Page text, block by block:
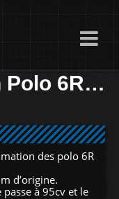
Reprogrammation Polo 6R 1.2L
des polo 6R
d’origine.
à 95cv et le